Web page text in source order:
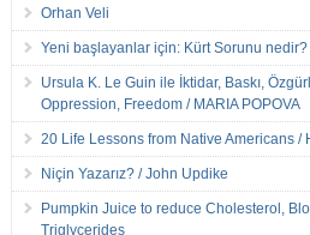
Orhan Veli
Yeni başlayanlar için: Kürt Sorunu nedir?
Ursula K. Le Guin ile İktidar, Baskı,
Oppression, Freedom / MARIA POPOVA
20 Life Lessons from Native Americans /
Niçin Yazarız? / John Updike
Pumpkin Juice to reduce Cholesterol,
Triglycerides